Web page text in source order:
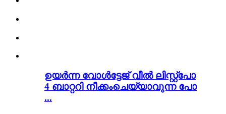
ഉയർന്ന വോൾട്ടേജ് വീൽ ലിസ്റ്റ്പോ
4 ബാറ്ററി നീക്കംചെയ്യാവുന്ന പോ
...